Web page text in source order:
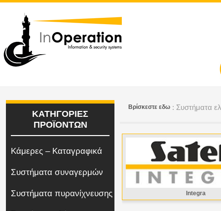
ΚΑΤΗΓΟΡΙΕΣ
ΠΡΟΪΟΝΤΩΝ
Κάμερες – Καταγραφικά
Συστήματα συναγερμών
Συστήματα πυρανίχνευσης
Bρίσκεστε εδω : Συστήματα
Integra